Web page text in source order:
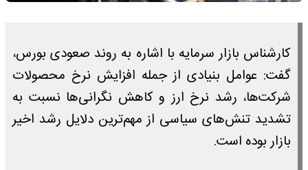
کارشناس بازار سرمایه با اشاره به روند صعودی بورس،
گفت: عوامل بنیادی از جمله افزایش نرخ محصولات
شرکت‌ها، رشد نرخ ارز و کاهش نگرانی‌ها نسبت به
تشدید تنش‌های سیاسی از مهم‌ترین دلایل رشد اخیر
بازار بوده است.